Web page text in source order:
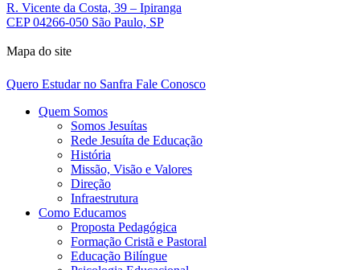
R. Vicente da Costa, 39 – Ipiranga
CEP 04266-050 São Paulo, SP
Mapa do site
Quero Estudar no Sanfra Fale Conosco
Quem Somos
Somos Jesuítas
Rede Jesuíta de Educação
História
Missão, Visão e Valores
Direção
Infraestrutura
Como Educamos
Proposta Pedagógica
Formação Cristã e Pastoral
Educação Bilíngue